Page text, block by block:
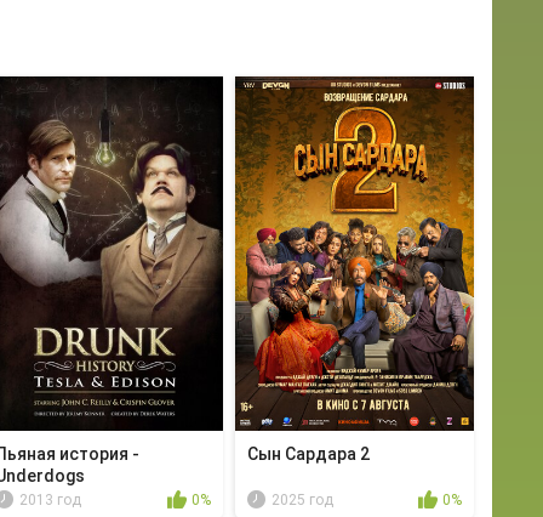
история -
2013 год 0%
Сын Сардара 2
2025 год 0%